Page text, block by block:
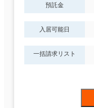
預託金
入居可能日
一括請求リスト